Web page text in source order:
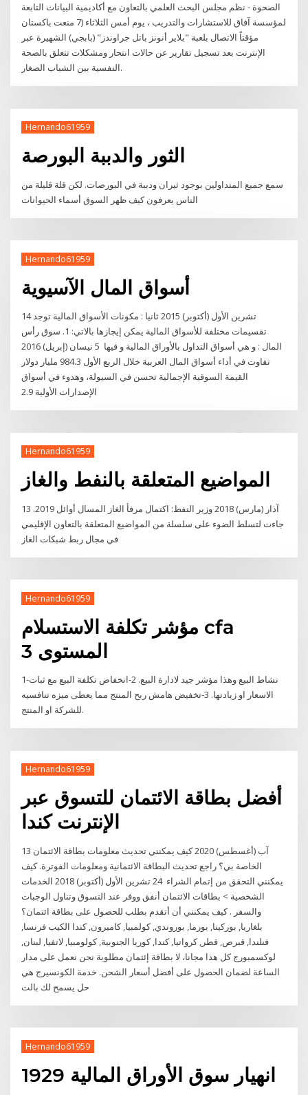
الصحوة - نظم مجلس البحث العلمي بالتعاون مع أكاديمية البيانات التابعة
لمؤسسة آفاق للاستشارات والتدريب ، يوم أمس الثلاثاء (7 منعت باكستان
مؤقتاً الاتصال بلعبة "بلاير أنونز باتل جراوندز" (بابجي) الشهيرة عبر
الإنترنت بعد تسجيل تقارير عن حالات انتحار ومشكلات تتعلق بالصحة
النفسية بين الشباب الصغار.
Hernando61959
الثور والدببة البورصة
سمع جميع المتداولين بوجود ثيران ودببة في البورصات. لكن قلة قليلة من
الناس يعرفون كيف ظهر السوق أسماء الحيوانات
Hernando61959
أسواق المال الآسيوية
14 تشرين الأول (أكتوبر) 2015 ثانيا : مكونات الأسواق المالية توجد
تقسيمات مختلفة للأسواق المالية يمكن إيجازها بالاتي: 1. سوق رأس
المال : و هي أسواق التداول بالأوراق المالية و فيها 5 نيسان (إبريل) 2016
تفاوت في أداء أسواق المال العربية خلال الربع الأول 984.3 مليار دولار
القيمة السوقية الإجمالية تحسن في السيولة، وهدوء في أسواق
Hernando61959
المواضيع المتعلقة بالنفط والغاز
13 آذار (مارس) 2018 وزير النفط: اكتمال مرفأ الغاز المسال أوائل 2019.
جاءت لتسلط الضوء على سلسلة من المواضيع المتعلقة بالتعاون الإقليمي
Hernando61959
مؤشر تكلفة الاستسلام cfa
المستوى 3
1-نشاط البيع وهذا مؤشر جيد لادارة البيع. 2-انخفاض تكلفة البيع مع ثبات
الاسعار او زيادتها. 3-تخفيض هامش ربح المنتج مما يعطى ميزه تنافسيه
للشركة او المنتج.
Hernando61959
أفضل بطاقة الائتمان للتسوق عبر
الإنترنت كندا
13 آب (أغسطس) 2020 كيف يمكنني تحديث معلومات بطاقة الائتمان
الخاصة بي؟ راجع تحديث البطاقة الائتمانية ومعلومات الفوترة. كيف
يمكنني التحقق من إتمام الشراء 24 تشرين الأول (أكتوبر) 2018 الخدمات
الشخصية > بطاقات الائتمان أنفق ووفر عند التسوق وتناول الوجبات
والسفر . كيف يمكنني أن أتقدم بطلب للحصول على بطاقة ائتمان؟
بلغاريا, بوركينا, بورما, بوروندي, كولمبيا, كاميرون, كندا الكيب فرنسا,
فنلندا, قبرص, قطر, كرواتيا, كندا, كوريا الجنوبية, كولومبيا, لاتفيا, لبنان,
لوكسمبورج كل هذا مجانا، لا بطاقة إئتمان مطلوبة نحن نعمل على مدار
الساعة لضمان الحصول على أفضل أسعار الشحن. خدمة الكونسيرج هي
حل يسمح لك بالت
Hernando61959
انهيار سوق الأوراق المالية 1929